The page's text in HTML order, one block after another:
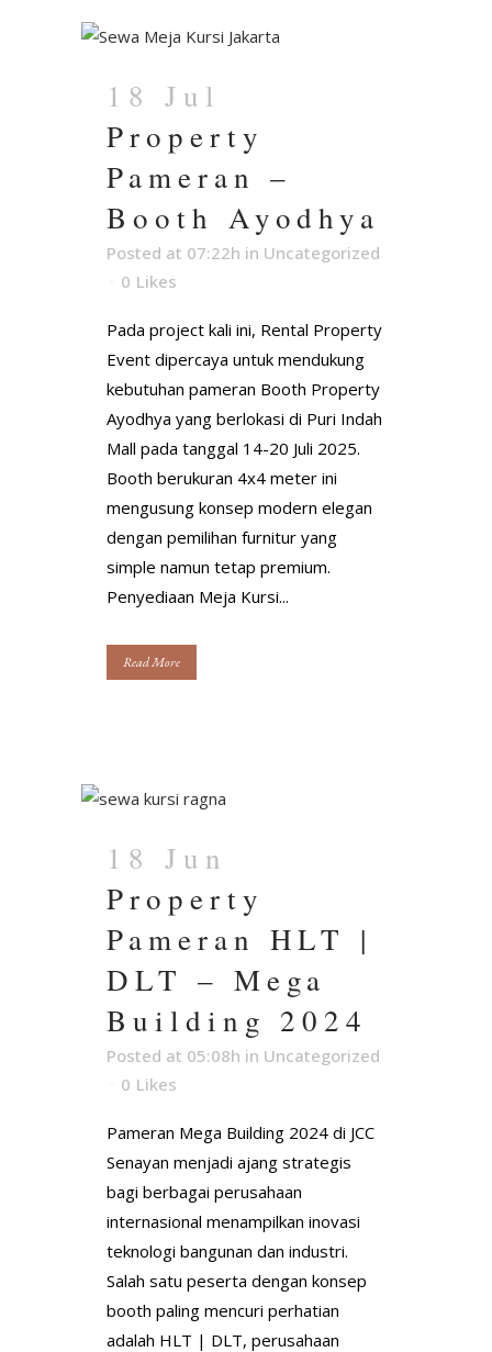
18 Jul
Property
Pameran –
Booth Ayodhya
Posted at 07:22h in Uncategorized
0 Likes
Pada project kali ini, Rental Property
Event dipercaya untuk mendukung
kebutuhan pameran Booth Property
Ayodhya yang berlokasi di Puri Indah
Mall pada tanggal 14-20 Juli 2025.
Booth berukuran 4x4 meter ini
mengusung konsep modern elegan
dengan pemilihan furnitur yang
simple namun tetap premium.
Penyediaan Meja Kursi...
Read More
18 Jun
Property
Pameran HLT |
DLT – Mega
Building 2024
Posted at 05:08h in Uncategorized
0 Likes
Pameran Mega Building 2024 di JCC
Senayan menjadi ajang strategis
bagi berbagai perusahaan
internasional menampilkan inovasi
teknologi bangunan dan industri.
Salah satu peserta dengan konsep
booth paling mencuri perhatian
adalah HLT | DLT, perusahaan